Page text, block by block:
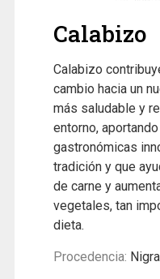
Calabizo
Calabizo
cambio hacia un
más saludable y
entorno,
gastronómicas
tradición y que
de carne y
vegetales, tan
dieta.
Procedencia: